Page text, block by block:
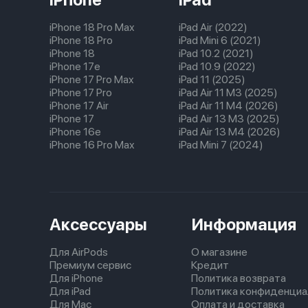
iPhone 18 Pro Max
iPhone 18 Pro
iPhone 18
iPhone 17e
iPhone 17 Pro Max
iPhone 17 Pro
iPhone 17 Air
iPhone 17
iPhone 16e
iPhone 16 Pro Max
iPad Air (2022)
iPad Mini 6 (2021)
iPad 10.2 (2021)
iPad 10.9 (2022)
iPad 11 (2025)
iPad Air 11 M3 (2025)
iPad Air 11 M4 (2026)
iPad Air 13 M3 (2025)
iPad Air 13 M4 (2026)
iPad Mini 7 (2024)
Аксессуары
Для AirPods
Премиум сервис
Для iPhone
Для iPad
Для Mac
Информация
О магазине
Кредит
Политика возврата
Политика
Оплата и доставка